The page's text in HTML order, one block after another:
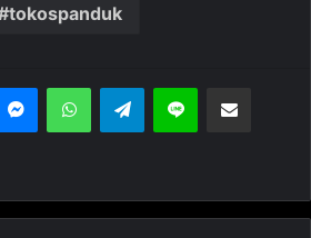
tokospanduk
Telegram